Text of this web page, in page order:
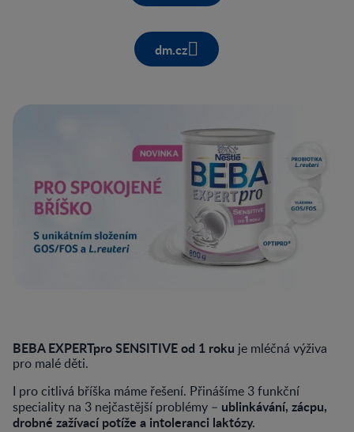
dm.cz
BEBA EXPERTpro SENSITIVE od 1 roku je mléčná výživa
pro malé děti.
I pro citlivá bříška máme řešení. Přinášíme 3 funkční
speciality na 3 nejčastější problémy – ublinkávání, zácpu,
drobné zažívací potíže a intoleranci laktózy.